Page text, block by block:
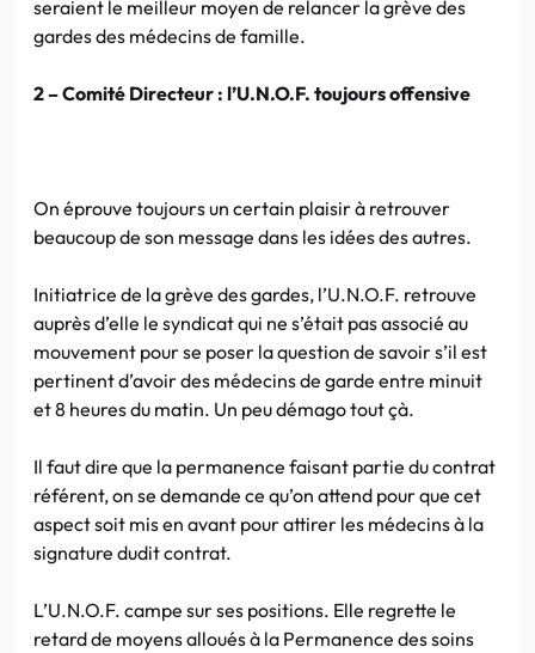
seraient le meilleur moyen de relancer la grève des
gardes des médecins de famille.
2 – Comité Directeur : l’U.N.O.F. toujours offensive
On éprouve toujours un certain plaisir à retrouver
beaucoup de son message dans les idées des autres.
Initiatrice de la grève des gardes, l’U.N.O.F. retrouve
auprès d’elle le syndicat qui ne s’était pas associé au
mouvement pour se poser la question de savoir s’il est
pertinent d’avoir des médecins de garde entre minuit
et 8 heures du matin. Un peu démago tout çà.
Il faut dire que la permanence faisant partie du contrat
référent, on se demande ce qu’on attend pour que cet
aspect soit mis en avant pour attirer les médecins à la
signature dudit contrat.
L’U.N.O.F. campe sur ses positions. Elle regrette le
retard de moyens alloués à la Permanence des soins